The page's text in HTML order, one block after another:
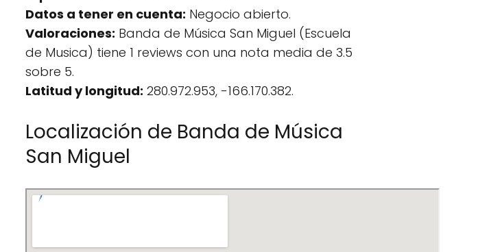
Datos a tener en cuenta: Negocio abierto.
Valoraciones: Banda de Música San Miguel (Escuela
de Musica) tiene 1 reviews con una nota media de 3.5
sobre 5.
Latitud y longitud: 280.972.953, -166.170.382.
Localización de Banda de Música
San Miguel